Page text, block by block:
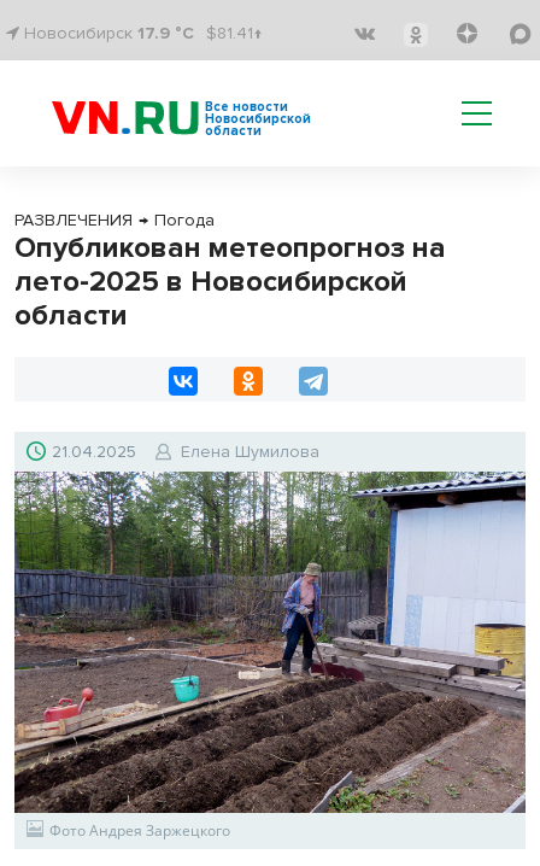
Новосибирск 17.9 °C $81.41↑
Все новости
Новосибирской
области
РАЗВЛЕЧЕНИЯ → Погода
Опубликован метеопрогноз на
лето-2025 в Новосибирской
области
21.04.2025 Елена Шумилова
Фото Андрея Заржецкого